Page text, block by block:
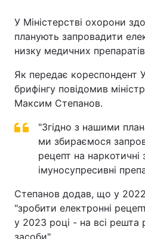
У Міністерстві охорони
планують запровадити
низку медичних
Як передає кореспондент
брифінгу повідомив
Максим Степанов.
"Згідно з нашими
ми збираємося
рецепт на наркотичні
імуносупресивні
Степанов додав, що у
"зробити електронні
у 2023 році - на всі решта
засоби".